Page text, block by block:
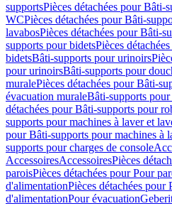
supportsPièces détachées pour Bâti-
WCPièces détachées pour Bâti-
lavabosPièces détachées pour Bâti-
supports pour bidetsPièces
bidetsBâti-supports pour urinoirs
pour urinoirsBâti-supports pour
muralePièces détachées pour Bâti-
évacuation muraleBâti-supports
détachées pour Bâti-supports pour
supports pour machines à laver et
pour Bâti-supports pour machines à
supports pour charges de console
AccessoiresAccessoiresPièces
paroisPièces détachées pour Pour
d'alimentationPièces détachées pour
d'alimentationPour évacuation